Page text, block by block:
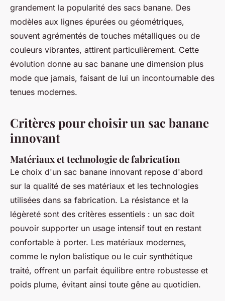
grandement la popularité des sacs banane. Des
modèles aux lignes épurées ou géométriques,
souvent agrémentés de touches métalliques ou de
couleurs vibrantes, attirent particulièrement. Cette
évolution donne au sac banane une dimension plus
mode que jamais, faisant de lui un incontournable des
tenues modernes.
Critères pour choisir un sac banane
innovant
Matériaux et technologie de fabrication
Le choix d'un sac banane innovant repose d'abord
sur la qualité de ses matériaux et les technologies
utilisées dans sa fabrication. La résistance et la
légèreté sont des critères essentiels : un sac doit
pouvoir supporter un usage intensif tout en restant
confortable à porter. Les matériaux modernes,
comme le nylon balistique ou le cuir synthétique
traité, offrent un parfait équilibre entre robustesse et
poids plume, évitant ainsi toute gêne au quotidien.